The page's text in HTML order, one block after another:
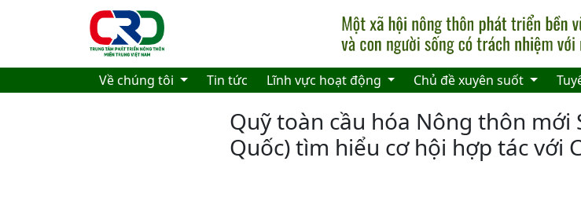
Skip to main content
Về chúng tôi Tin tức Lĩnh vực hoạt động Chủ đề xuyên suốt
Quỹ toàn cầu hóa Nông thôn mới
Quốc) tìm hiểu cơ hội hợp tác với